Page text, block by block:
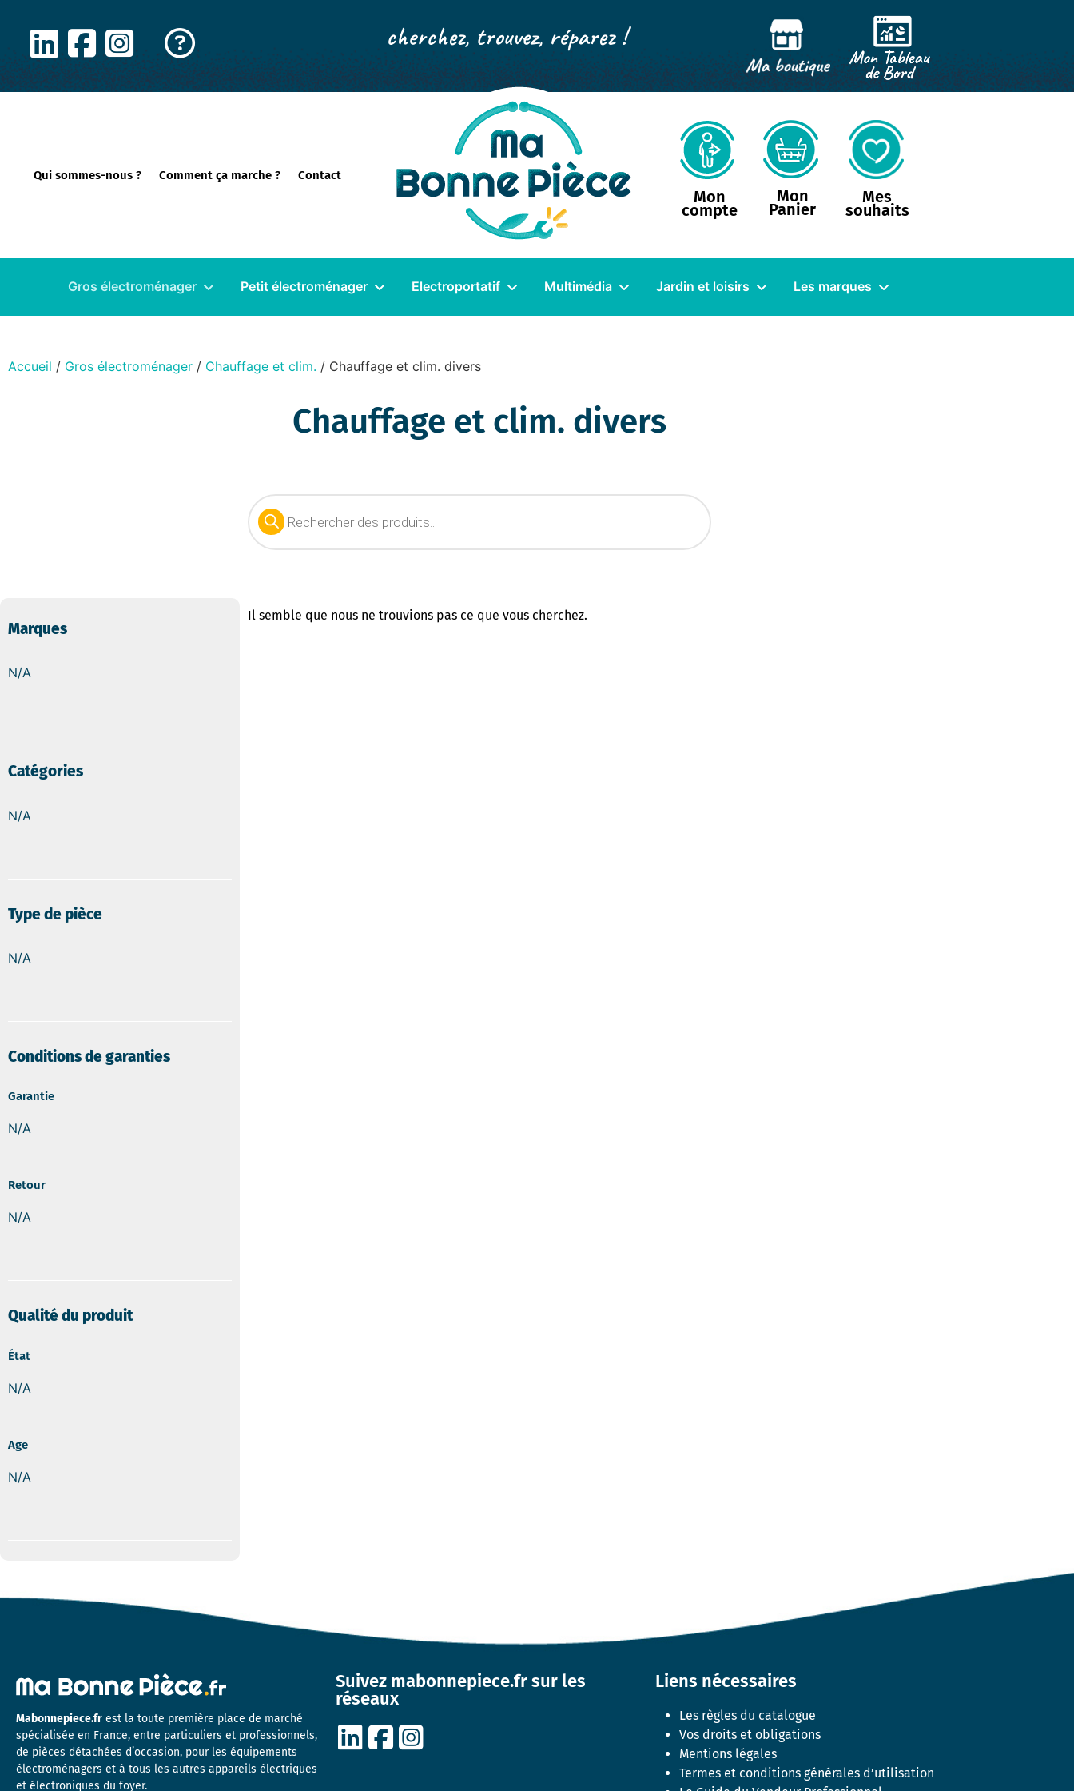
cherchez, trouvez, réparez !
Qui sommes-nous ? Comment ça marche ? Contact
Mon
compte
Mon
Panier
Mes
souhaits
Gros électroménager Petit électroménager Electroportatif Multimédia Jardin et loisirs Les marques
Accueil / Gros électroménager / Chauffage et clim. / Chauffage et clim. divers
Chauffage et clim. divers
Marques
N/A
Catégories
N/A
Type de pièce
N/A
Conditions de garanties
Garantie
N/A
Retour
N/A
Qualité du produit
État
N/A
Age
N/A
Il semble que nous ne trouvions pas ce que vous cherchez.
Mabonnepiece.fr est la toute première place de marché
spécialisée en France, entre particuliers et professionnels,
de pièces détachées d’occasion, pour les équipements
électroménagers et à tous les autres appareils électriques
et électroniques du foyer.
Suivez mabonnepiece.fr sur les
réseaux
Liens nécessaires
Les règles du catalogue
Vos droits et obligations
Mentions légales
Termes et conditions générales d’utilisation